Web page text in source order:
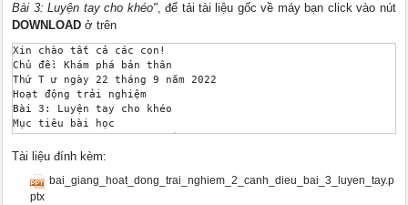
Bài 3: Luyện tay cho khéo", để tải tài liệu gốc về máy bạn click vào nút
DOWNLOAD ở trên
Xin chào tất cả các con!
Chủ đề: Khám phá bản thân
Thứ T ư ngày 22 tháng 9 năm 2022
Hoạt động trải nghiệm
Bài 3: Luyện tay cho khéo
Mục tiêu bài học
Thể hiện được sự khéo léo, cẩn thận của mình khi làm việc.
Trò chơi: Bàn tay biết nói
Cả lớp cùng đoán xem đôi bàn tay có thể làm những gì trong
Tài liệu đính kèm:
bai_giang_hoat_dong_trai_nghiem_2_canh_dieu_bai_3_luyen_tay.p
ptx